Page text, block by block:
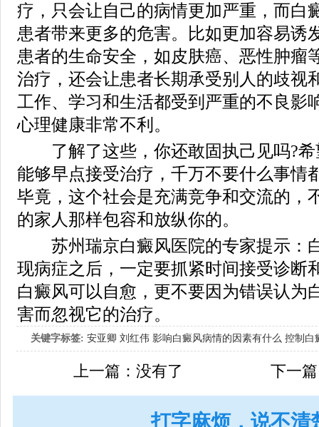
疗，只会让自己的病情更加严重，而白
患者带来更多的危害。比如更加容易诱
患者的生命安全，如皮肤癌、恶性肿瘤
治疗，还会让患者长期承受别人的歧视
工作、学习和生活都受到严重的不良影
心理健康非常不利。
了解了这些，你还敢固执己见吗?希
能够早点接受治疗，千万不要什么事情
毕竟，这个社会是充满竞争和交流的，
的家人那样包容和放纵你的。
苏州瑞京白癜风医院的专家提示：
现病症之后，一定要抓紧时间接受诊断
白癜风可以自愈，更不要因为错误认为
害而忽视它的治疗。
关键字标签: 安亚卿 刘红伟 影响白癜风病情的因素有什么 控制白
女生应该如何治疗呢
上一篇：没有了 下一
打字麻烦，说不清